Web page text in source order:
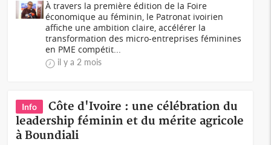
À travers la première édition de la Foire
économique au féminin, le Patronat ivoirien
affiche une ambition claire, accélérer la
transformation des micro-entreprises féminines
en PME compétit...
il y a 2 mois
Info
Côte d'Ivoire : une célébration du
leadership féminin et du mérite agricole
à Boundiali